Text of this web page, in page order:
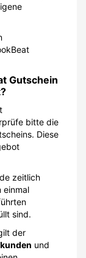
Gutschein
bitte die
Diese
zeitlich
einmal
sind.
der
und